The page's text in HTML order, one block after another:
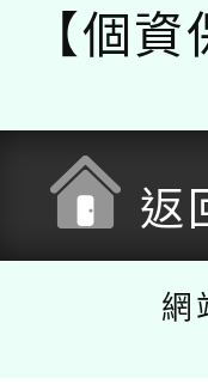
【個資
返
網